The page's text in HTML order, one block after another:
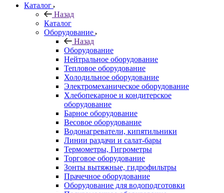
Каталог
Назад
Каталог
Оборудование
Назад
Оборудование
Нейтральное оборудование
Тепловое оборудование
Холодильное оборудование
Электромеханическое оборудование
Хлебопекарное и кондитерское
оборудование
Барное оборудование
Весовое оборудование
Водонагреватели, кипятильники
Линии раздачи и салат-бары
Термометры, Гигрометры
Торговое оборудование
Зонты вытяжные, гидрофильтры
Прачечное оборудование
Оборудование для водоподготовки